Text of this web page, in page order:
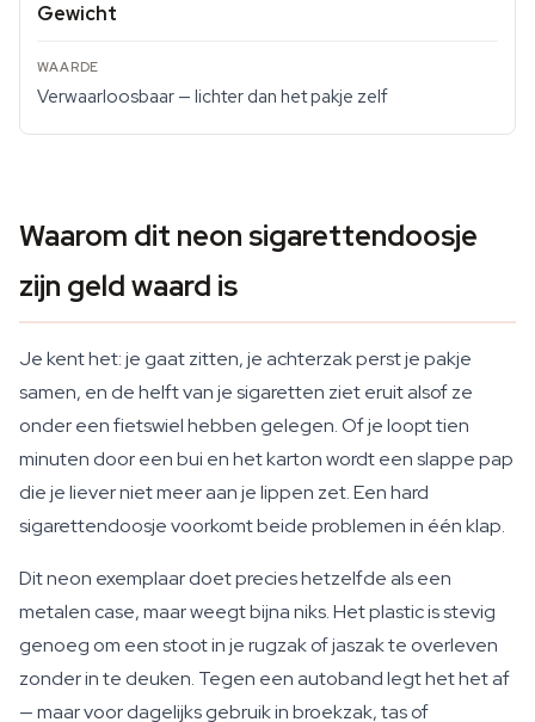
Gewicht
Verwaarloosbaar — lichter dan het pakje zelf
Waarom dit neon sigarettendoosje
zijn geld waard is
Je kent het: je gaat zitten, je achterzak perst je pakje
samen, en de helft van je sigaretten ziet eruit alsof ze
onder een fietswiel hebben gelegen. Of je loopt tien
minuten door een bui en het karton wordt een slappe pap
die je liever niet meer aan je lippen zet. Een hard
sigarettendoosje voorkomt beide problemen in één klap.
Dit neon exemplaar doet precies hetzelfde als een
metalen case, maar weegt bijna niks. Het plastic is stevig
genoeg om een stoot in je rugzak of jaszak te overleven
zonder in te deuken. Tegen een autoband legt het het af
— maar voor dagelijks gebruik in broekzak, tas of